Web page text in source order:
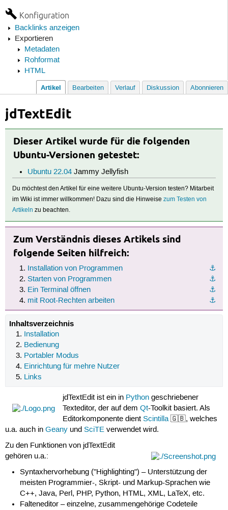
Konfiguration
Backlinks anzeigen
Exportieren
Metadaten
Rohformat
HTML
Artikel Bearbeiten Verlauf Diskussion Abonnieren
jdTextEdit
Dieser Artikel wurde für die folgenden
Ubuntu-Versionen getestet:
Ubuntu 22.04Jammy Jellyfish
Du möchtest den Artikel für eine weitere Ubuntu-Version testen? Mitarbeit
im Wiki ist immer willkommen! Dazu sind die Hinweisezum Testen von
Artikeln zu beachten.
Zum Verständnis dieses Artikels sind
folgende Seiten hilfreich:
⚓︎
Installation von Programmen
⚓︎
Starten von Programmen
⚓︎
Ein Terminal öffnen
⚓︎
mit Root-Rechten arbeiten
Inhaltsverzeichnis
Installation
Bedienung
Portabler Modus
Einrichtung für mehre Nutzer
Links
jdTextEdit ist ein in Python geschriebener
Texteditor, der auf demQt-Toolkit basiert. Als
Editorkomponente dientScintilla🇬🇧, welches
u.a. auch in Geanyund SciTEverwendet wird.
Zu den Funktionen von jdTextEdit
gehören u.a.:
Syntaxhervorhebung ("Highlighting") – Unterstützung der
meisten Programmier-, Skript- und Markup-Sprachen wie
C++, Java, Perl, PHP, Python, HTML, XML, LaTeX, etc.
Falteneditor – einzelne, zusammengehörige Codeteile